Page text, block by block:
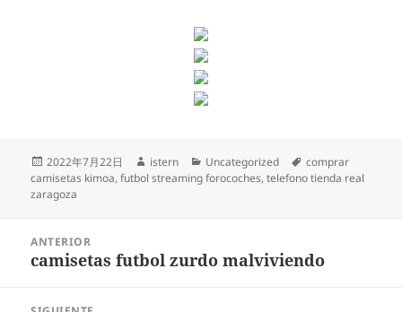
Publicado
el
2022年7月22日 Autor
istern Categorías
Uncategorized Etiquetas
comprar
camisetas kimoa,futbol streaming forocoches,telefono tienda real
zaragoza
entradas
ANTERIOR
Entrada
camisetas futbol zurdo malviviendo